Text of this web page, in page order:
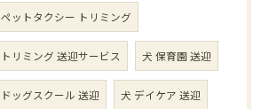
ペットタクシー トリミング
トリミング 送迎サービス 犬 保育園 送迎
ドッグスクール 送迎 犬 デイケア 送迎